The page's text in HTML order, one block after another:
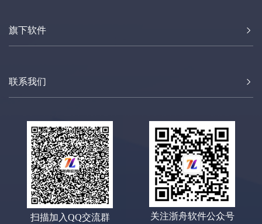
旗下软件
联系我们
扫描加入QQ交流群 关注浙舟软件公众号